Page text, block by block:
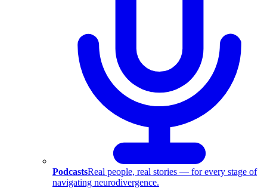
PodcastsReal people, real stories — for every stage of
navigating neurodivergence.